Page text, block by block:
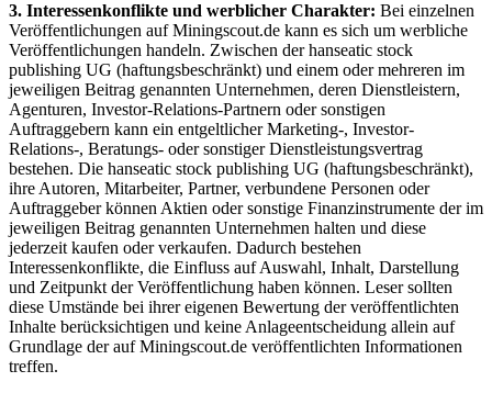
3. Interessenkonflikte und werblicher Charakter: Bei einzelnen
Veröffentlichungen auf Miningscout.de kann es sich um werbliche
Veröffentlichungen handeln. Zwischen der hanseatic stock
publishing UG (haftungsbeschränkt) und einem oder mehreren im
jeweiligen Beitrag genannten Unternehmen, deren Dienstleistern,
Agenturen, Investor-Relations-Partnern oder sonstigen
Auftraggebern kann ein entgeltlicher Marketing-, Investor-
Relations-, Beratungs- oder sonstiger Dienstleistungsvertrag
bestehen. Die hanseatic stock publishing UG (haftungsbeschränkt),
ihre Autoren, Mitarbeiter, Partner, verbundene Personen oder
Auftraggeber können Aktien oder sonstige Finanzinstrumente der im
jeweiligen Beitrag genannten Unternehmen halten und diese
jederzeit kaufen oder verkaufen. Dadurch bestehen
Interessenkonflikte, die Einfluss auf Auswahl, Inhalt, Darstellung
und Zeitpunkt der Veröffentlichung haben können. Leser sollten
diese Umstände bei ihrer eigenen Bewertung der veröffentlichten
Inhalte berücksichtigen und keine Anlageentscheidung allein auf
Grundlage der auf Miningscout.de veröffentlichten Informationen
treffen.